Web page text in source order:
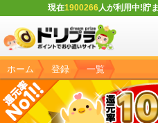
現在1900266人が利用中!貯
ホーム 登録 一覧